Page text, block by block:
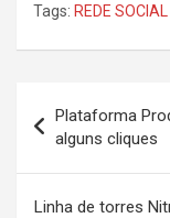
Tags: REDE SOCIAL
navigation
Plataforma
alguns cliques
Linha de torres